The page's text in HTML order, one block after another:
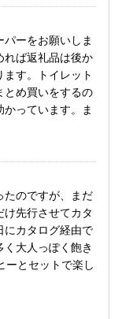
ーをお願いしま
れば返礼品は後か
す。トイレット
とめ買いをするの
っています。ま
たのですが、まだ
先行させてカタ
にカタログ経由で
大人っぽく飽き
ーとセットで楽し